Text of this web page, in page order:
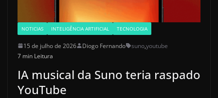
NOTICIAS INTELIGÊNCIA ARTIFICIAL TECNOLOGIA
15 de julho de 2026 Diogo Fernando suno,youtube
7 min Leitura
IA musical da Suno teria raspado
YouTube